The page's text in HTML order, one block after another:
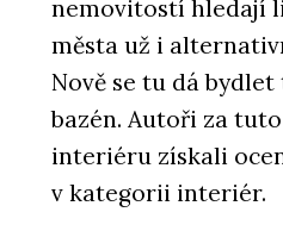
nemovitostí hledají
města už i
Nově se tu dá bydlet
bazén. Autoři za
interiéru získali
v kategorii interiér.